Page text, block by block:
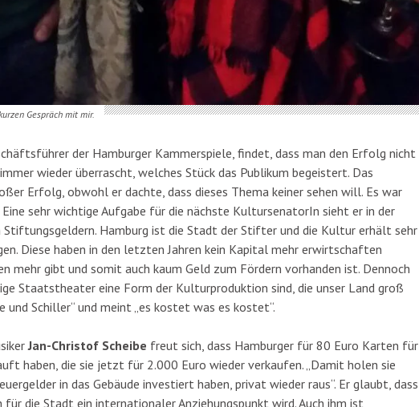
Gespräch mit mir.
der Hamburger Kammerspiele, findet, dass man den Erfolg nicht
wieder überrascht, welches Stück das Publikum begeistert. Das
Erfolg, obwohl er dachte, dass dieses Thema keiner sehen will. Es war
sehr wichtige Aufgabe für die nächste KultursenatorIn sieht er in der
Stiftungsgeldern. Hamburg ist die Stadt der Stifter und die Kultur erhält sehr
Diese haben in den letzten Jahren kein Kapital mehr erwirtschaften
mehr gibt und somit auch kaum Geld zum Fördern vorhanden ist. Dennoch
Staatstheater eine Form der Kulturproduktion sind, die unser Land groß
Schiller“ und meint „es kostet was es kostet“.
Jan-Christof Scheibe freut sich, dass Hamburger für 80 Euro Karten für
haben, die sie jetzt für 2.000 Euro wieder verkaufen. „Damit holen sie
in das Gebäude investiert haben, privat wieder raus“. Er glaubt, dass
für die Stadt ein internationaler Anziehungspunkt wird. Auch ihm ist